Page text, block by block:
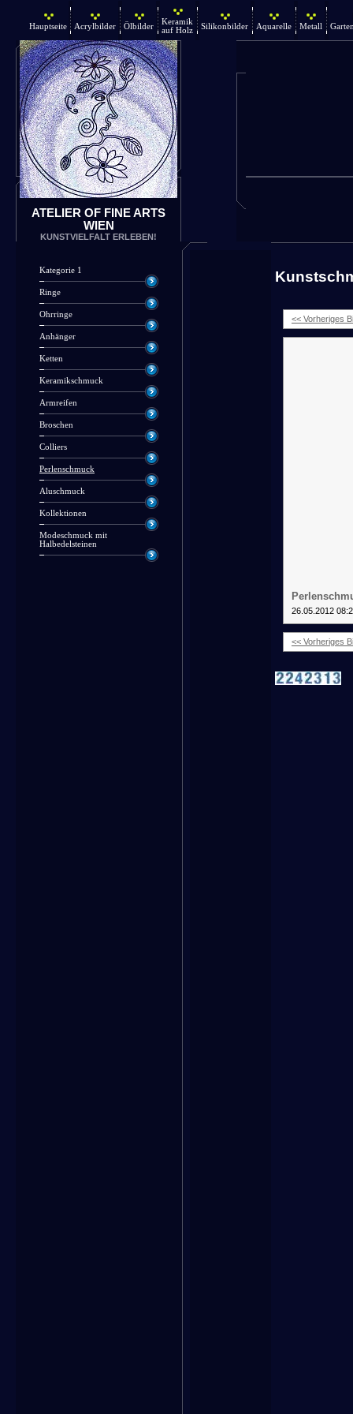
Hauptseite Acrylbilder Ölbilder
Keramik
auf Holz
Silikonbilder Aquarelle Metall
ATELIER OF FINE ARTS
WIEN
KUNSTVIELFALT ERLEBEN!
Kategorie 1
Ringe
Ohrringe
Anhänger
Ketten
Keramikschmuck
Armreifen
Broschen
Colliers
Perlenschmuck
Aluschmuck
Kollektionen
Modeschmuck mit
Halbedelsteinen
<< Vorheriges
26.05.2012
<< Vorheriges